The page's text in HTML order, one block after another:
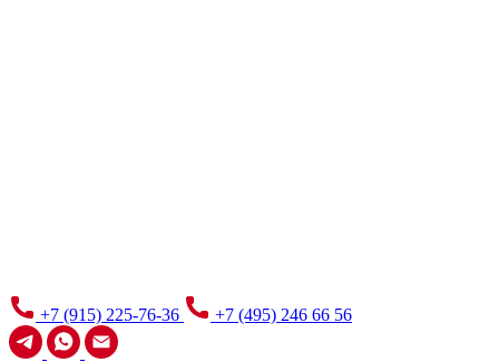
+7 (915) 225-76-36 +7 (495) 246 66 56